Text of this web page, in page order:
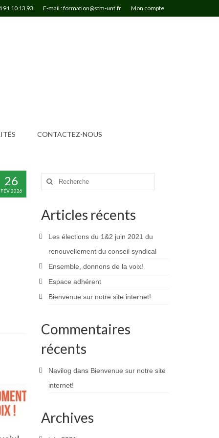
91 10 13 93 E-mail : formation@stm-unt.fr Mon compte
CONTACTEZ-NOUS
26
FÉV 2026
Rechercher
Articles récents
Les élections du 1&2 juin 2021 du
renouvellement du conseil syndical
Ensemble, donnons de la voix!
Espace adhérent
Bienvenue sur notre site internet!
Commentaires
récents
Navilog dans Bienvenue sur notre site
internet!
Archives